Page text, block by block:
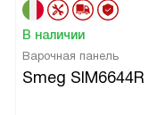
В наличии
Варочная панель
Smeg SIM6644R